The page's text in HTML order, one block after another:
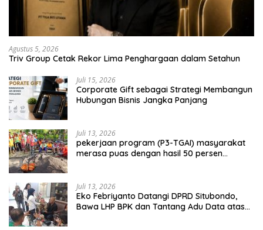
Agustus 5, 2026
Triv Group Cetak Rekor Lima Penghargaan dalam Setahun
Juli 15, 2026
Corporate Gift sebagai Strategi Membangun
Hubungan Bisnis Jangka Panjang
Juli 13, 2026
pekerjaan program (P3-TGAI) masyarakat
merasa puas dengan hasil 50 persen
Juli 13, 2026
Eko Febriyanto Datangi DPRD Situbondo,
Bawa LHP BPK dan Tantang Adu Data atas